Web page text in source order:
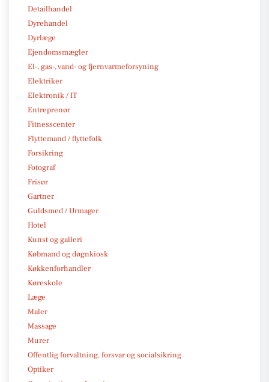
Detailhandel
Dyrehandel
Dyrlæge
Ejendomsmægler
El-, gas-, vand- og fjernvarmeforsyning
Elektriker
Elektronik / IT
Entreprenør
Fitnesscenter
Flyttemand / flyttefolk
Forsikring
Fotograf
Frisør
Gartner
Guldsmed / Urmager
Hotel
Kunst og galleri
Købmand og døgnkiosk
Køkkenforhandler
Køreskole
Læge
Maler
Massage
Murer
Offentlig forvaltning, forsvar og socialsikring
Optiker